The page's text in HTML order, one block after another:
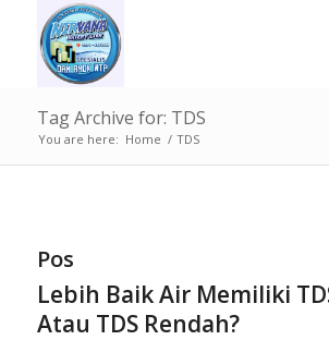
Tag Archive for: TDS
You are here: Home / TDS
Pos
Lebih Baik Air Memiliki
Atau TDS Rendah?